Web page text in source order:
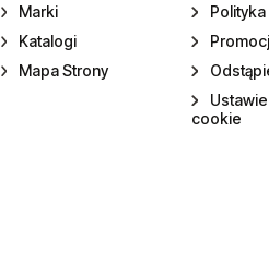
Marki
Katalogi
Mapa Strony
cookie